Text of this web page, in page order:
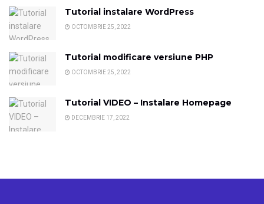
Tutorial instalare WordPress
OCTOMBRIE 25, 2022
Tutorial modificare versiune PHP
OCTOMBRIE 25, 2022
Tutorial VIDEO – Instalare Homepage
DECEMBRIE 17, 2022